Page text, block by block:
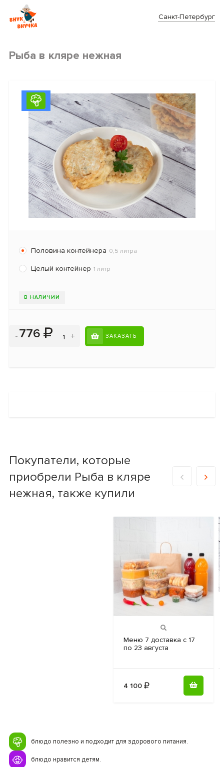
Санкт-Петербург
Рыба в кляре нежная
Половина контейнера 0,5 литра
Целый контейнер 1 литр
В НАЛИЧИИ
- 776 + ЗАКАЗАТЬ
Покупатели, которые
приобрели Рыба в кляре
нежная, также купили
Меню 7 доставка с 17
по 23 августа
4 100
блюдо полезно и подходит для здорового питания.
блюдо нравится детям.